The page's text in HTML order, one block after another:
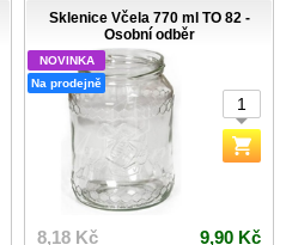
Sklenice Včela 770 ml TO 82 -
Osobní odběr
NOVINKA
Na prodejně
8,18 Kč 9,90 Kč